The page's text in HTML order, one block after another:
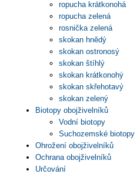
ropucha krátkonohá
ropucha zelená
rosnička zelená
skokan hnědý
skokan ostronosý
skokan štíhlý
skokan krátkonohý
skokan skřehotavý
skokan zelený
Biotopy obojživelníků
Vodní biotopy
Suchozemské biotopy
Ohrožení obojživelníků
Ochrana obojživelníků
Určování